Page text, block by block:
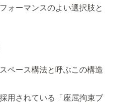
ォーマンスのよい選択肢と
ペース構法と呼ぶこの構造
用されている「座屈拘束ブ